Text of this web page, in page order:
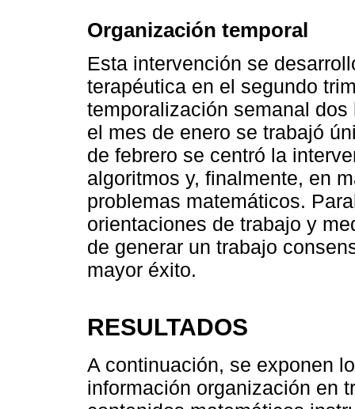
Organización temporal
Esta intervención se
terapéutica en el segundo
temporalización semanal
el mes de enero se trabajó
de febrero se centró la
algoritmos y, finalmente, en
problemas matemáticos.
orientaciones de trabajo y
de generar un trabajo
mayor éxito.
RESULTADOS
A continuación, se exponen
información organización en